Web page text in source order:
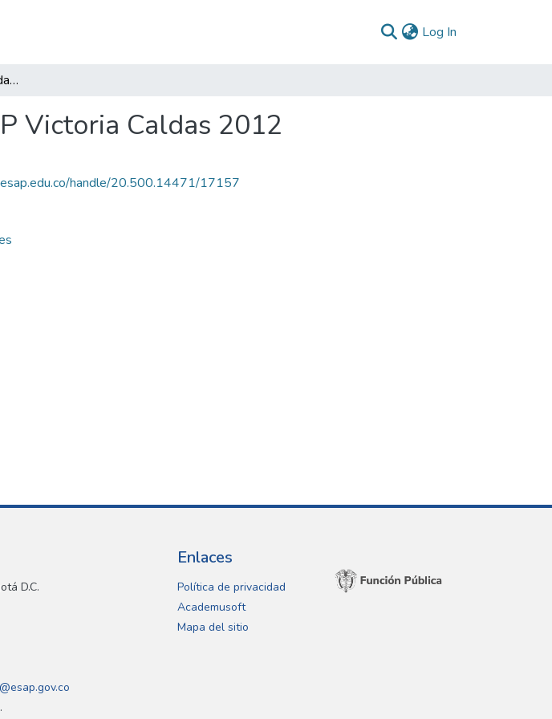
Log In
Presupuesto Victoria Caldas 2012: P Victoria Caldas 2012
Victoria Caldas 2012
handle/20.500.14471/17157
D.C.
Enlaces
Política de privacidad
Academusoft
Mapa del sitio